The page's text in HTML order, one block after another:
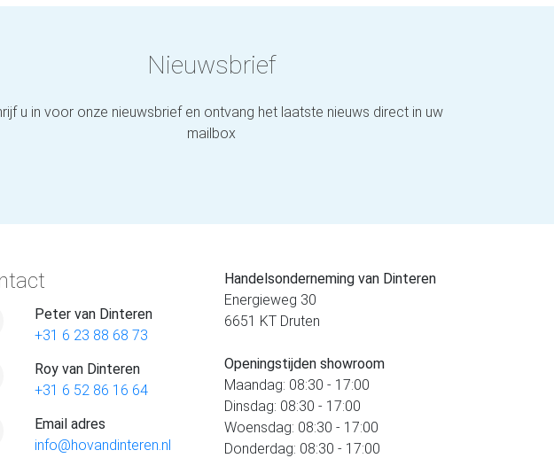
Nieuwsbrief
u in voor onze nieuwsbrief en ontvang het laatste nieuws direct in uw
mailbox
Peter van Dinteren
+31 6 23 88 68 73
Roy van Dinteren
+31 6 52 86 16 64
Email adres
info@hovandinteren.nl
Handelsonderneming van Dinteren
Energieweg 30
6651 KT Druten
Openingstijden showroom
Maandag: 08:30 - 17:00
Dinsdag: 08:30 - 17:00
Woensdag: 08:30 - 17:00
Donderdag: 08:30 - 17:00